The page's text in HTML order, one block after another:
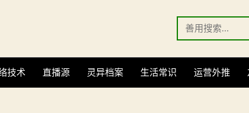
Search
for:
技术 直播源 灵异档案 生活常识 运营外推